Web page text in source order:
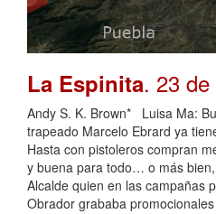
La Espinita. 23
Andy S. K. Brown* Luisa Ma:
trapeado Marcelo Ebrard ya
Hasta con pistoleros compran
y buena para todo… o más
Alcalde quien en las campañas
Obrador grababa